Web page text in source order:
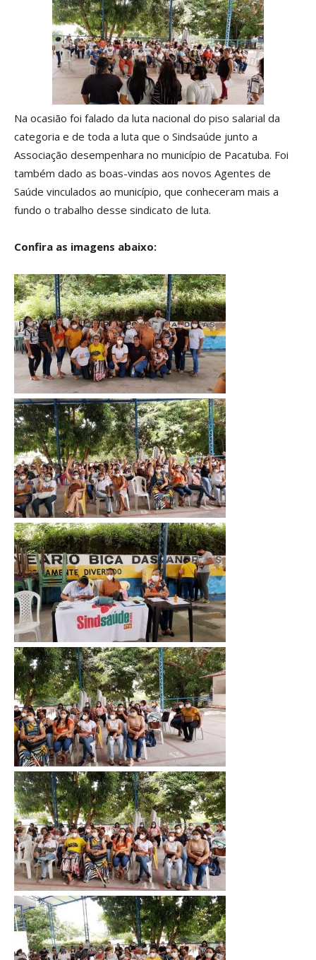
Na ocasião foi falado da luta nacional do piso salarial da
categoria e de toda a luta que o Sindsaúde junto a
Associação desempenhara no município de Pacatuba. Foi
também dado as boas-vindas aos novos Agentes de
Saúde vinculados ao município, que conheceram mais a
fundo o trabalho desse sindicato de luta.
Confira as imagens abaixo: